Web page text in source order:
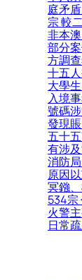
庭矛
宗 較
非本
部分
方調
十五
大學
入境
號碼
發現
五十
有涉
消防
原因
冥鏹
534宗
火警
日常